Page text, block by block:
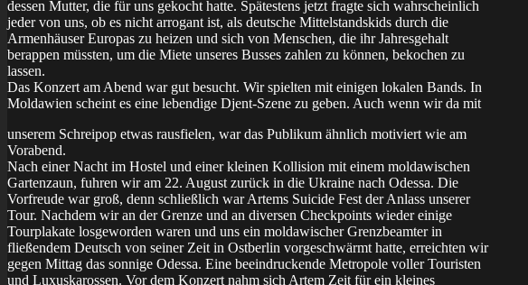
dessen Mutter, die für uns gekocht hatte. Spätestens jetzt fragte sich wahrscheinlich
jeder von uns, ob es nicht arrogant ist, als deutsche Mittelstandskids durch die
Armenhäuser Europas zu heizen und sich von Menschen, die ihr Jahresgehalt
berappen müssten, um die Miete unseres Busses zahlen zu können, bekochen zu
lassen.
Das Konzert am Abend war gut besucht. Wir spielten mit einigen lokalen Bands. In
Moldawien scheint es eine lebendige Djent-Szene zu geben. Auch wenn wir da mit
unserem Schreipop etwas rausfielen, war das Publikum ähnlich motiviert wie am
Vorabend.
Nach einer Nacht im Hostel und einer kleinen Kollision mit einem moldawischen
Gartenzaun, fuhren wir am 22. August zurück in die Ukraine nach Odessa. Die
Vorfreude war groß, denn schließlich war Artems Suicide Fest der Anlass unserer
Tour. Nachdem wir an der Grenze und an diversen Checkpoints wieder einige
Tourplakate losgeworden waren und uns ein moldawischer Grenzbeamter in
fließendem Deutsch von seiner Zeit in Ostberlin vorgeschwärmt hatte, erreichten wir
gegen Mittag das sonnige Odessa. Eine beeindruckende Metropole voller Touristen
und Luxuskarossen. Vor dem Konzert nahm sich Artem Zeit für ein kleines